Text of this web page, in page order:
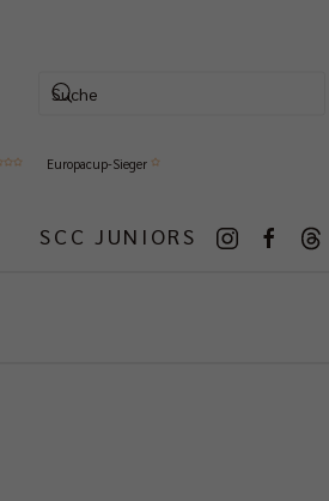
Europacup-Sieger
SCC JUNIORS